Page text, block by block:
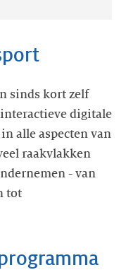
sinds kort zelf
digitale
alle aspecten van
raakvlakken
- van
tot